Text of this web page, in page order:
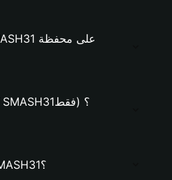
ما هي أفضل محفظة SMASH31؟